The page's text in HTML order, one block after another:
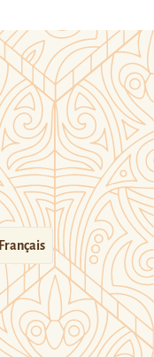
Français